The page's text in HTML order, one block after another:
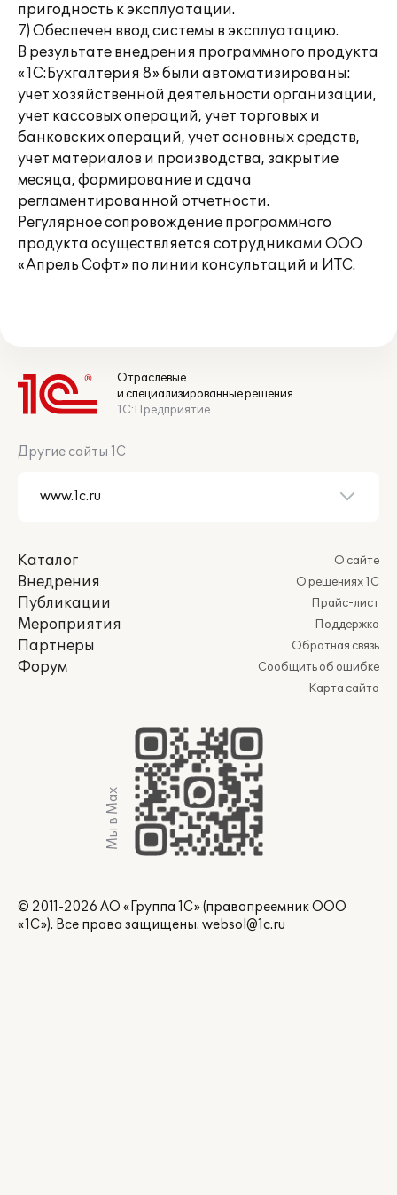
пригодность к эксплуатации.
7) Обеспечен ввод системы в эксплуатацию.
В результате внедрения программного продукта
«1С:Бухгалтерия 8» были автоматизированы:
учет хозяйственной деятельности организации,
учет кассовых операций, учет торговых и
банковских операций, учет основных средств,
учет материалов и производства, закрытие
месяца, формирование и сдача
регламентированной отчетности.
Регулярное сопровождение программного
продукта осуществляется сотрудниками ООО
«Апрель Софт» по линии консультаций и ИТС.
Отраслевые
и специализированные решения
1С:Предприятие
Другие сайты 1С
Каталог
Внедрения
Публикации
Мероприятия
Партнеры
Форум
О сайте
О решениях 1С
Прайс-лист
Поддержка
Обратная связь
Сообщить об ошибке
Карта сайта
Мы в Max
© 2011-2026 АО «Группа 1С» (правопреемник ООО
«1С»). Все права защищены. websol@1c.ru